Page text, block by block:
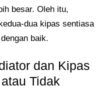
besar. Oleh itu,
dua kipas sentiasa
baik.
dan Kipas
Tidak